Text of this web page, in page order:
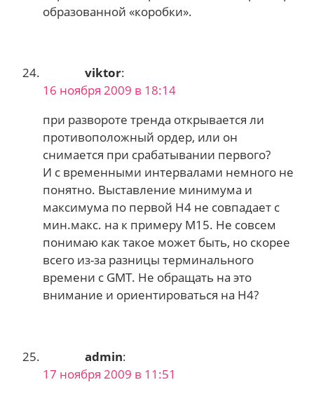
образованной «коробки».
viktor:
16 ноября 2009 в 18:14
при развороте тренда открывается ли
противоположный ордер, или он
снимается при срабатывании первого?
И с временными интервалами немного не
понятно. Выставление минимума и
максимума по первой Н4 не совпадает с
мин.макс. на к примеру М15. Не совсем
понимаю как такое может быть, но скорее
всего из-за разницы терминального
времени с GMT. Не обращать на это
внимание и ориентироваться на Н4?
admin:
17 ноября 2009 в 11:51